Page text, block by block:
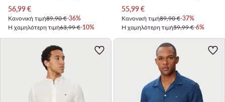
Τρέχουσα τιμή
56,99€
Κανονική τιμή89,90 €-36%
Η χαμηλότερη τιμή63,99 €-10%
Τρέχουσα τιμή
55,99€
Κανονική τιμή89,90 €-37%
Η χαμηλότερη τιμή59,99 €-6%